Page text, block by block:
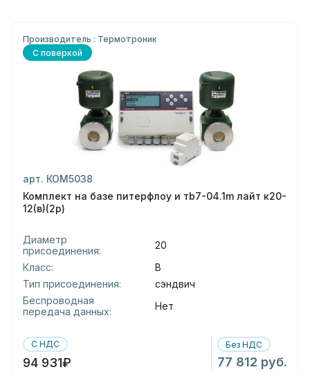
Производитель : Термотроник
С поверкой
арт. КОМ5038
Комплект на базе питерфлоу и тb7-04.1m лайт к20-
12(в)(2р)
Диаметр
присоединения:
20
Класс:
В
Тип присоединения:
сэндвич
Беспроводная
передача данных:
Нет
С НДС
94 931₽
Без НДС
77 812 руб.